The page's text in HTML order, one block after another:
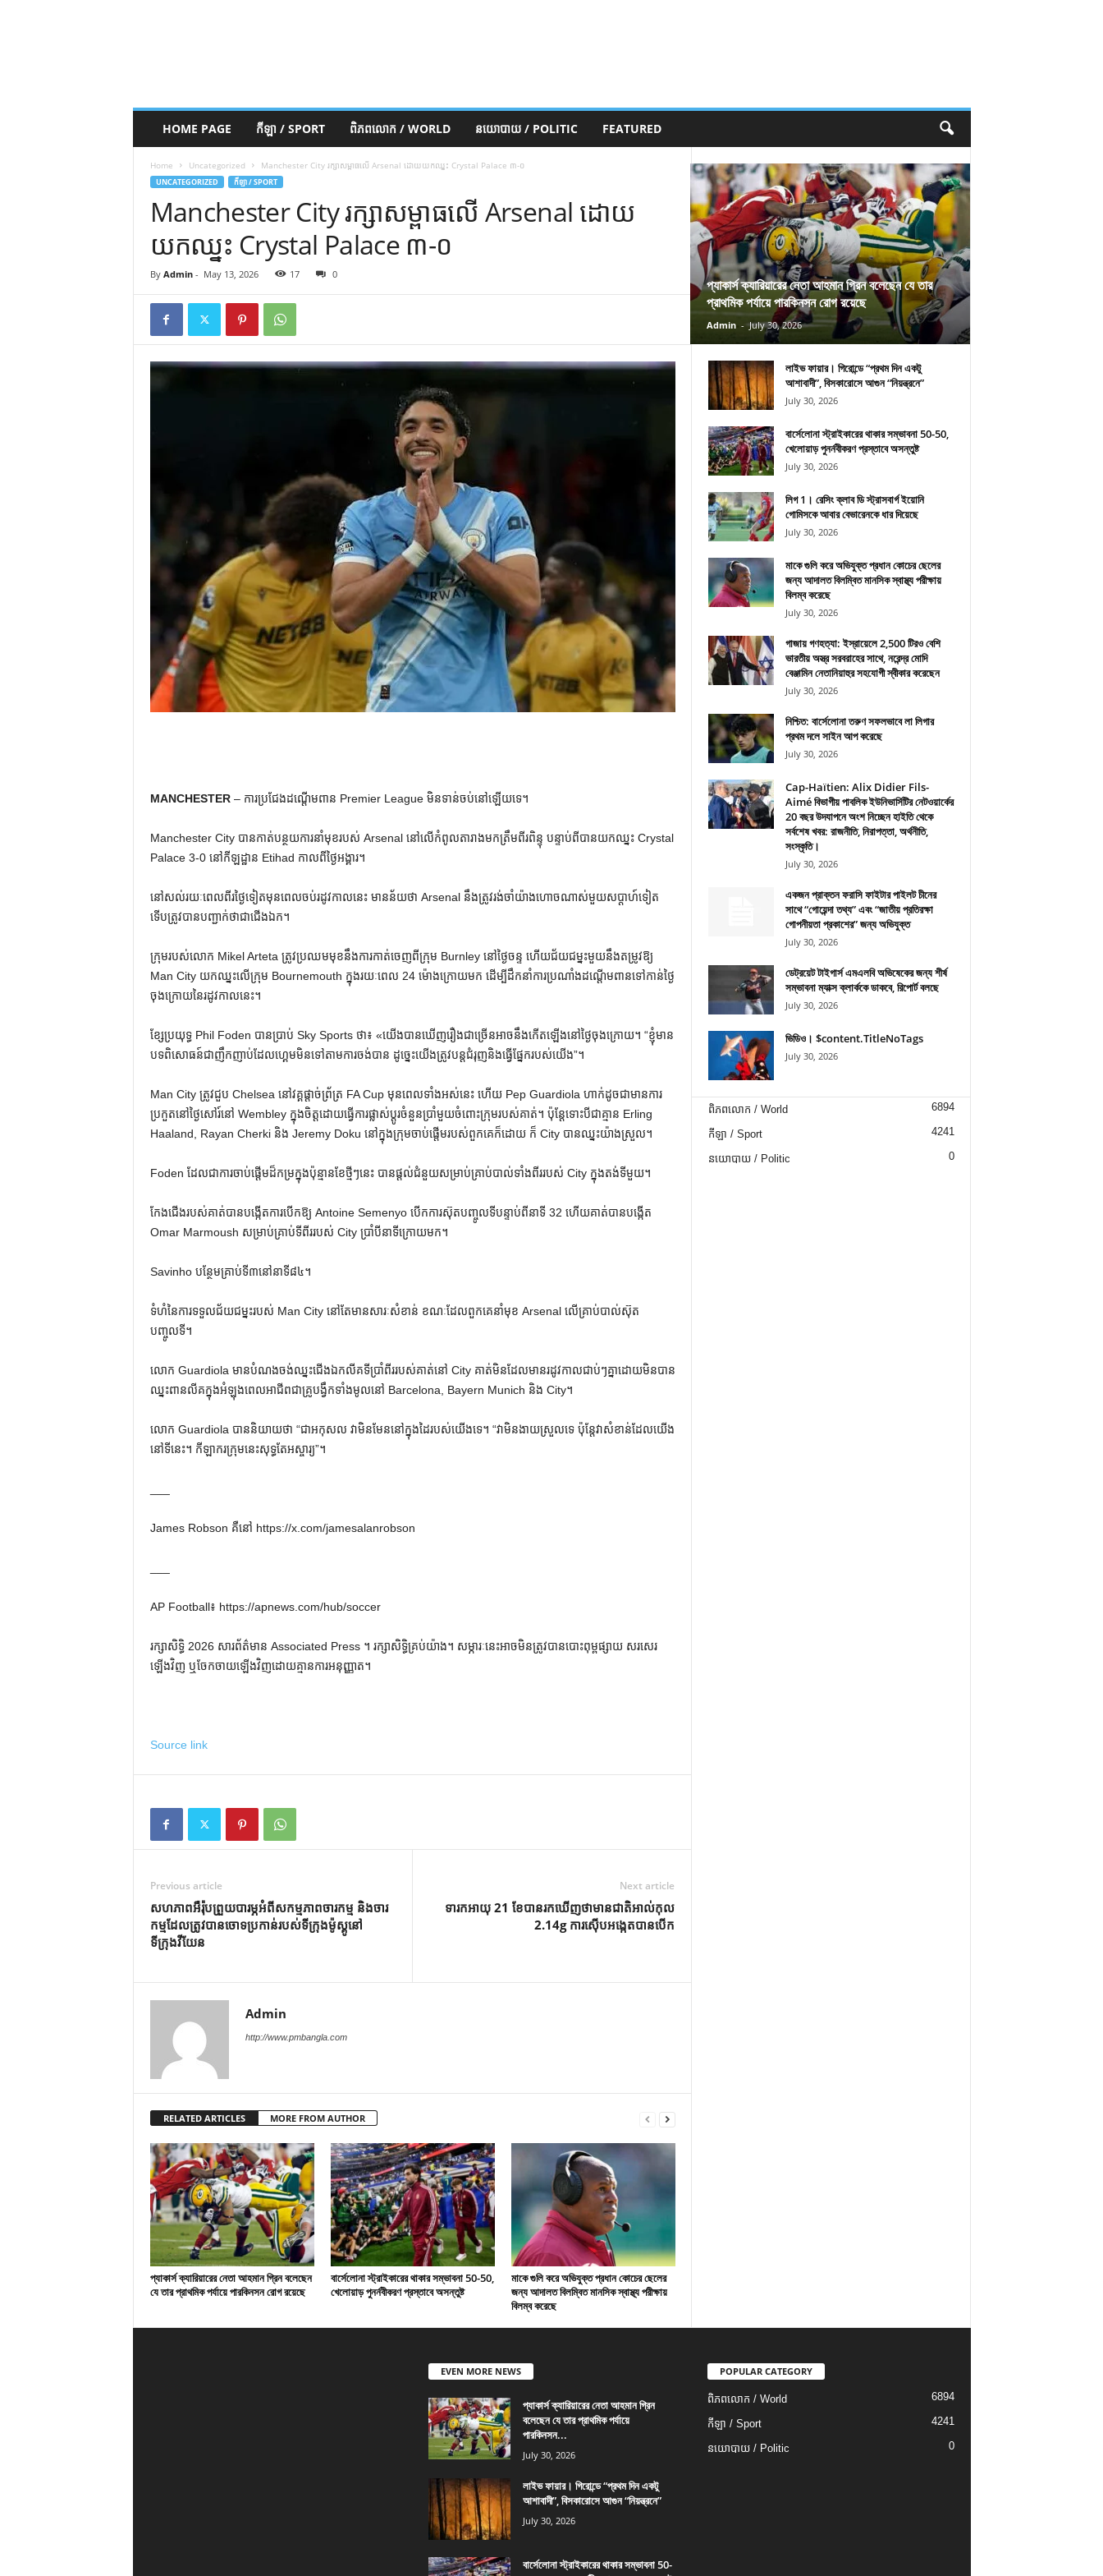
HOME PAGE កីឡា / SPORT ពិភពលោក / WORLD នយោបាយ / POLITIC FEATURED
Home Uncategorized Manchester City រក្សា​សម្ពាធ​លើ Arsenal ដោយ​យក​ឈ្នះ Crystal Palace ៣-០
UNCATEGORIZED កីឡា / SPORT
Manchester City រក្សា​សម្ពាធ​លើ Arsenal ដោយ​
យក​ឈ្នះ Crystal Palace ៣-០
By Admin- May 13, 2026 17 0
MANCHESTER– ការប្រជែងដណ្តើមពាន Premier League មិនទាន់ចប់នៅឡើយទេ។
Manchester City បានកាត់បន្ថយការនាំមុខរបស់ Arsenal នៅលើកំពូលតារាងមកត្រឹមពីរពិន្ទុ បន្ទាប់ពីបានយកឈ្នះ Crystal
Palace 3-0 នៅកីឡដ្ឋាន Etihad កាលពីថ្ងៃអង្គារ។
នៅសល់រយៈពេលពីរថ្ងៃទៀតមុនពេលចប់រដូវកាលនេះ មានន័យថា Arsenal នឹងត្រូវរង់ចាំយ៉ាងហោចណាស់មួយសប្តាហ៍ទៀត
ទើបត្រូវបានបញ្ជាក់ថាជាជើងឯក។
ក្រុមរបស់លោក Mikel Arteta ត្រូវប្រឈមមុខនឹងការកាត់ចេញពីក្រុម Burnley នៅថ្ងៃចន្ទ ហើយជ័យជម្នះមួយនឹងតម្រូវឱ្យ
Man City យកឈ្នះលើក្រុម Bournemouth ក្នុងរយៈពេល 24 ម៉ោងក្រោយមក ដើម្បីដឹកនាំការប្រណាំងដណ្តើមពានទៅកាន់ថ្ងៃ
ចុងក្រោយនៃរដូវកាលនេះ។
ខ្សែ​ប្រយុទ្ធ Phil Foden បាន​ប្រាប់ Sky Sports ថា៖ «យើង​បាន​ឃើញ​រឿង​ជា​ច្រើន​អាច​នឹង​កើត​ឡើង​នៅ​ថ្ងៃ​ចុង​ក្រោយ។ “ខ្ញុំ​មាន​
បទពិសោធន៍​ជា​ញឹក​ញាប់​ដែល​ហ្គេម​មិន​ទៅ​តាម​ការ​ចង់​បាន ដូច្នេះ​យើង​ត្រូវ​បន្ត​ជំរុញ​និង​ធ្វើ​ផ្នែក​របស់​យើង”។
Man City ត្រូវជួប Chelsea នៅវគ្គផ្តាច់ព្រ័ត្រ FA Cup មុនពេលទាំងអស់នេះ ហើយ Pep Guardiola ហាក់ដូចជាមានការ
ប្រកួតនៅថ្ងៃសៅរ៍នៅ Wembley ក្នុងចិត្តដោយធ្វើការផ្លាស់ប្តូរចំនួនប្រាំមួយចំពោះក្រុមរបស់គាត់។ ប៉ុន្តែទោះបីជាគ្មាន Erling
Haaland, Rayan Cherki និង Jeremy Doku នៅក្នុងក្រុមចាប់ផ្តើមរបស់ពួកគេក៏ដោយ ក៏ City បានឈ្នះយ៉ាងស្រួល។
Foden ដែលជាការចាប់ផ្តើមដ៏កម្រក្នុងប៉ុន្មានខែថ្មីៗនេះ បានផ្តល់ជំនួយសម្រាប់គ្រាប់បាល់ទាំងពីររបស់ City ក្នុងតង់ទីមួយ។
កែងជើងរបស់គាត់បានបង្កើតការបើកឱ្យ Antoine Semenyo បើកការស៊ុតបញ្ចូលទីបន្ទាប់ពីនាទី 32 ហើយគាត់បានបង្កើត
Omar Marmoush សម្រាប់គ្រាប់ទីពីររបស់ City ប្រាំបីនាទីក្រោយមក។
Savinho បន្ថែម​គ្រាប់​ទី​៣​នៅ​នាទី​៨៤។
ទំហំនៃការទទួលជ័យជម្នះរបស់ Man City នៅតែមានសារៈសំខាន់ ខណៈដែលពួកគេនាំមុខ Arsenal លើគ្រាប់បាល់ស៊ុត
បញ្ចូលទី។
លោក Guardiola មានបំណងចង់ឈ្នះជើងឯកលីគទីប្រាំពីររបស់គាត់នៅ City គាត់​មិន​ដែល​មាន​រដូវ​កាល​ជាប់​ៗ​គ្នា​ដោយ​មិន​បាន​
ឈ្នះ​ពាន​លីគ​ក្នុង​អំឡុង​ពេល​អាជីព​ជា​គ្រូ​បង្វឹក​ទាំង​មូល​នៅ Barcelona, ​​Bayern Munich និង City។
លោក Guardiola បាននិយាយថា “ជាអកុសល វាមិនមែននៅក្នុងដៃរបស់យើងទេ។ “វាមិនងាយស្រួលទេ ប៉ុន្តែវាសំខាន់ដែលយើង
នៅទីនេះ។ កីឡាករក្រុមនេះសុទ្ធតែអស្ចារ្យ”។
James Robson គឺនៅ https://x.com/jamesalanrobson
AP Football៖ https://apnews.com/hub/soccer
រក្សាសិទ្ធិ 2026 សារព័ត៌មាន Associated Press ។ រក្សាសិទ្ធិគ្រប់យ៉ាង។ សម្ភារៈនេះអាចមិនត្រូវបានបោះពុម្ពផ្សាយ សរសេរ
ឡើងវិញ ឬចែកចាយឡើងវិញដោយគ្មានការអនុញ្ញាត។
Source link
Previous article
សហភាពអឺរ៉ុបព្រួយបារម្ភអំពីសកម្មភាពចារកម្ម និងចារ
កម្មដែលត្រូវបានចោទប្រកាន់របស់ទីក្រុងម៉ូស្គូនៅ
ទីក្រុងវីយែន
Next article
ទារកអាយុ 21 ខែបានរកឃើញថាមានជាតិអាល់កុល
2.14g ការស៊ើបអង្កេតបានបើក
Admin
http://www.pmbangla.com
RELATED ARTICLES MORE FROM AUTHOR
প্যাকার্স ক্যারিয়ারের নেতা আহমান গ্রিন বলেছেন
যে তার প্রাথমিক পর্যায়ে পারকিনসন রোগ রয়েছে
বার্সেলোনা স্ট্রাইকারের থাকার সম্ভাবনা 50-50,
খেলোয়াড় পুনর্নবীকরণ প্রস্তাবে অসন্তুষ্ট
মাকে গুলি করে অভিযুক্ত প্রধান কোচের ছেলের
জন্য আদালত বিলম্বিত মানসিক স্বাস্থ্য পরীক্ষায়
বিলম্ব করেছে
প্যাকার্স ক্যারিয়ারের নেতা আহমান গ্রিন বলেছেন যে তার
প্রাথমিক পর্যায়ে পারকিনসন রোগ রয়েছে
Admin - July 30, 2026
লাইভ ফায়ার। গিরোন্ডে “প্রথম দিন একটু
আশাবাদী”, বিসকারোসে আগুন “নিয়ন্ত্রনে”
July 30, 2026
বার্সেলোনা স্ট্রাইকারের থাকার সম্ভাবনা 50-50,
খেলোয়াড় পুনর্নবীকরণ প্রস্তাবে অসন্তুষ্ট
July 30, 2026
লিগ 1। রেসিং ক্লাব ডি স্ট্রাসবার্গ ইয়োনি
গোমিসকে আবার বেভারেনকে ধার দিয়েছে
July 30, 2026
মাকে গুলি করে অভিযুক্ত প্রধান কোচের ছেলের
জন্য আদালত বিলম্বিত মানসিক স্বাস্থ্য পরীক্ষায়
বিলম্ব করেছে
July 30, 2026
গাজায় গণহত্যা: ইস্রায়েলে 2,500 টিরও বেশি
ভারতীয় অস্ত্র সরবরাহের সাথে, নরেন্দ্র মোদি
বেঞ্জামিন নেতানিয়াহুর সহযোগী স্বীকার করেছেন
July 30, 2026
নিশ্চিত: বার্সেলোনা তরুণ সফলভাবে লা লিগার
প্রথম দলে সাইন আপ করেছে
July 30, 2026
Cap-Haïtien: Alix Didier Fils-
Aimé বিভাগীয় পাবলিক ইউনিভার্সিটির নেটওয়ার্কের
20 বছর উদযাপনে অংশ নিচ্ছেন হাইতি থেকে
সর্বশেষ খবর: রাজনীতি, নিরাপত্তা, অর্থনীতি,
সংস্কৃতি।
July 30, 2026
একজন প্রাক্তন ফরাসি ফাইটার পাইলট চীনের
সাথে “গোয়েন্দা তথ্য” এবং “জাতীয় প্রতিরক্ষা
গোপনীয়তা প্রকাশের” জন্য অভিযুক্ত
July 30, 2026
ডেট্রয়েট টাইগার্স এমএলবি অভিষেকের জন্য শীর্ষ
সম্ভাবনা ম্যাক্স ক্লার্ককে ডাকবে, রিপোর্ট বলছে
July 30, 2026
ভিডিও। $content.TitleNoTags
July 30, 2026
ពិភពលោក / World 6894
កីឡា / Sport 4241
នយោបាយ / Politic 0
EVEN MORE NEWS
প্যাকার্স ক্যারিয়ারের নেতা আহমান গ্রিন
বলেছেন যে তার প্রাথমিক পর্যায়ে
পারকিনসন...
July 30, 2026
লাইভ ফায়ার। গিরোন্ডে “প্রথম দিন একটু
আশাবাদী”, বিসকারোসে আগুন “নিয়ন্ত্রনে”
July 30, 2026
বার্সেলোনা স্ট্রাইকারের থাকার সম্ভাবনা 50-
POPULAR CATEGORY
ពិភពលោក / World 6894
កីឡា / Sport 4241
នយោបាយ / Politic 0